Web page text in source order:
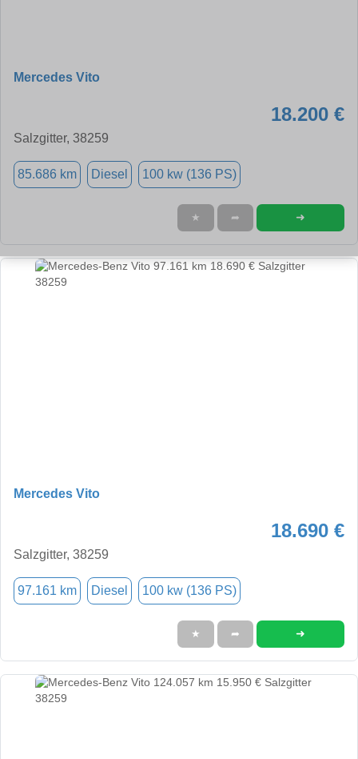
Mercedes Vito
18.200 €
Salzgitter, 38259
85.686 km Diesel 100 kw (136 PS)
★ ➦ ➜
Mercedes Vito
18.690 €
Salzgitter, 38259
97.161 km Diesel 100 kw (136 PS)
★ ➦ ➜